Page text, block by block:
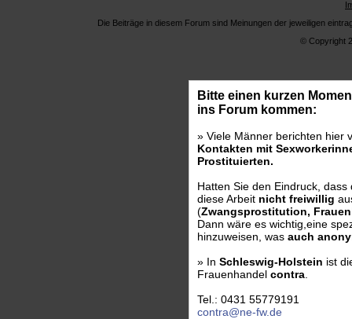
Bitte einen kurzen
ins Forum kommen:
» Viele Männer berichten hier
Kontakten mit
Prostituierten.
Hatten Sie den Eindruck, dass
diese Arbeit nicht freiwillig
(Zwangsprostitution,
Dann wäre es wichtig,eine
hinzuweisen, was auch
» In Schleswig-Holstein ist
Frauenhandel contra
Tel.: 0431 55779191
contra@ne-fw.de
Die Beiträge in diesem Forum sind Meinungen der jeweiligen
© Copyright